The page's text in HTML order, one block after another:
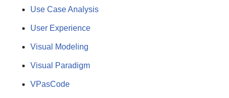
Use Case Analysis
User Experience
Visual Modeling
Visual Paradigm
VPasCode